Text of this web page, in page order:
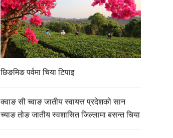
छिङमिङ पर्वमा चिया टिपाइ
क्वाङ सी च्वाङ जातीय स्वायत्त प्रदेशको सान
च्याङ तोङ जातीय स्वशासित जिल्लामा बसन्त चिया